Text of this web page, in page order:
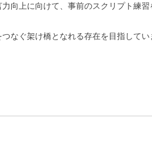
向上に向けて、事前のスクリプト練習
なぐ架け橋となれる存在を目指してい